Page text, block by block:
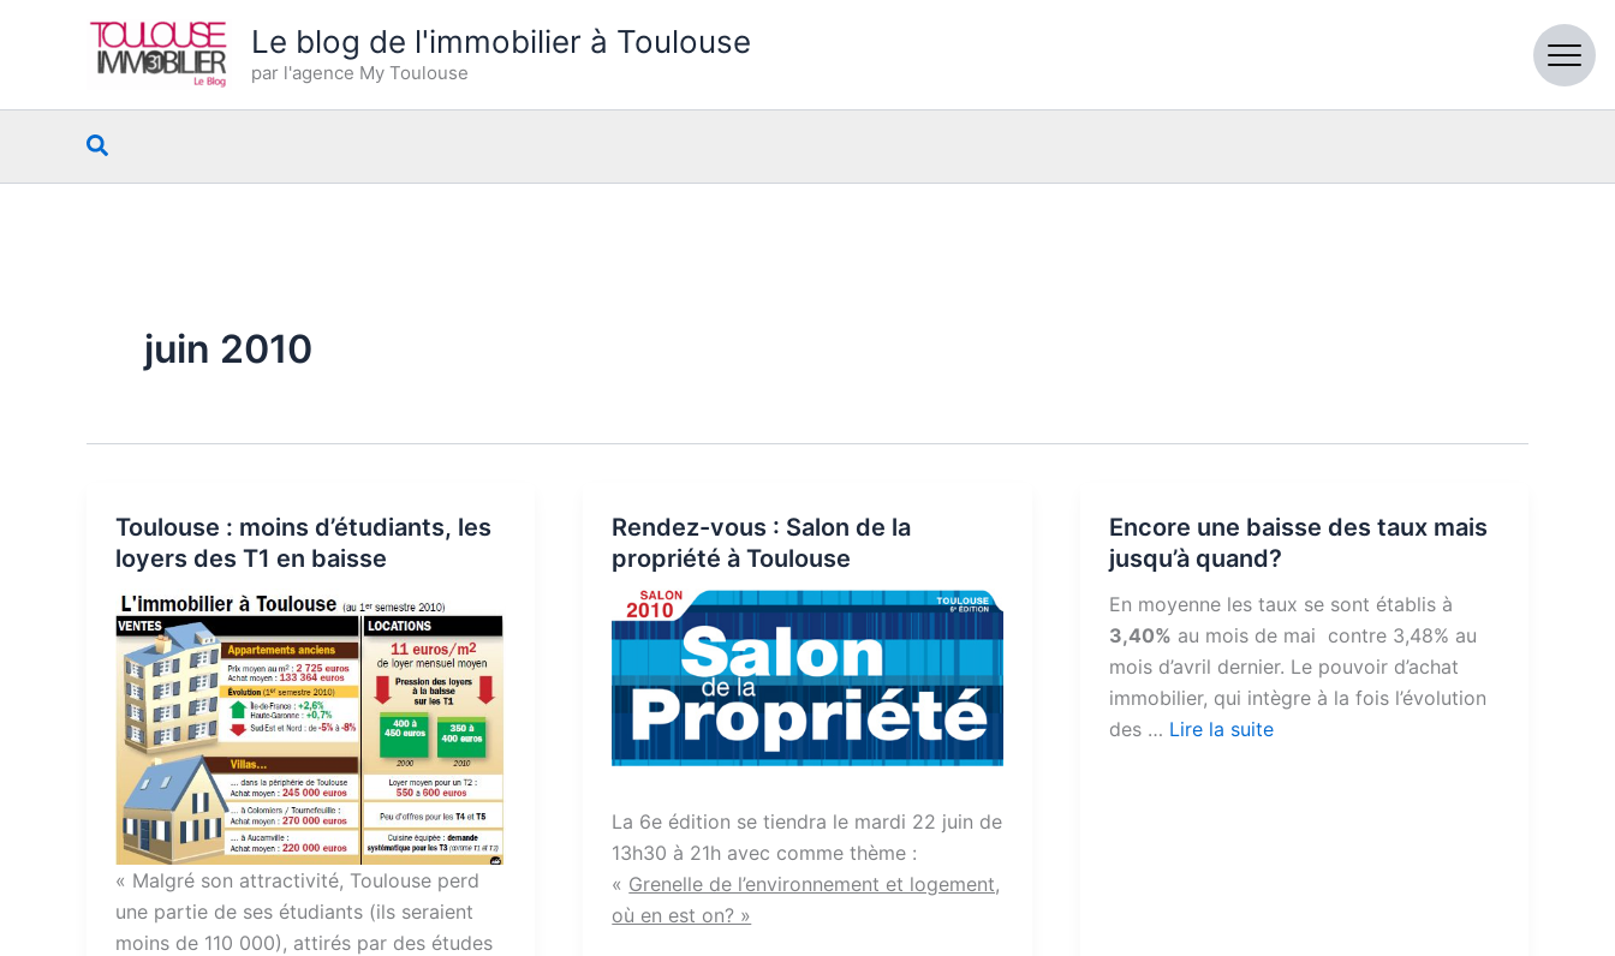
Le blog de l'immobilier à Toulouse
par l'agence My Toulouse
Rechercher
juin 2010
Toulouse : moins d’étudiants, les
loyers des T1 en baisse
« Malgré son attractivité, Toulouse perd
une partie de ses étudiants (ils seraient
moins de 110 000), attirés par des études
Rendez-vous : Salon de la
propriété à Toulouse
La 6e édition se tiendra le mardi 22 juin de
13h30 à 21h avec comme thème :
« Grenelle de l’environnement et logement,
où en est on? »
Encore une baisse des taux mais
jusqu’à quand?
En moyenne les taux se sont établis à
3,40% au mois de mai contre 3,48% au
mois d’avril dernier. Le pouvoir d’achat
immobilier, qui intègre à la fois l’évolution
des … Lire la suite